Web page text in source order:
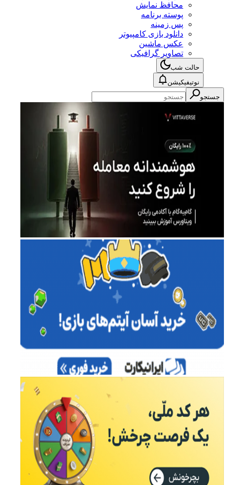
محافظ نمایش
پوسته برنامه
پس زمینه
دانلود بازی کامپیوتر
عکس ماشین
تصاویر گرافیکی
حالت شب
نوتیفیکیشن
جستجو